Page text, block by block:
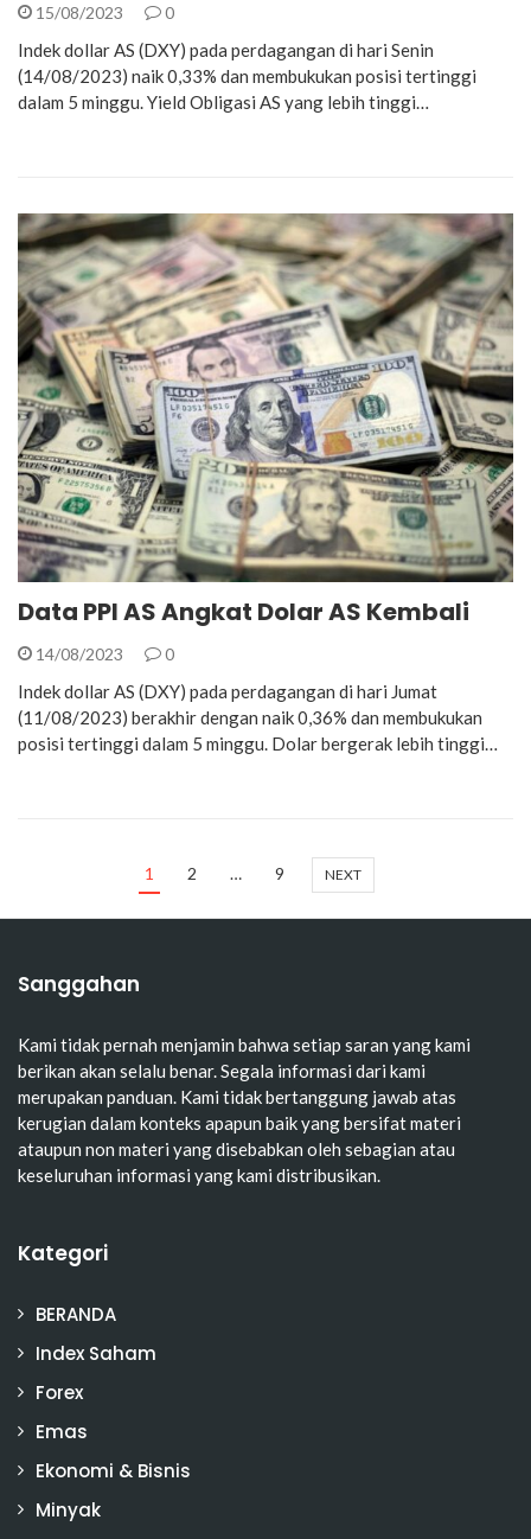
15/08/2023 0
Indek dollar AS (DXY) pada perdagangan di hari Senin
(14/08/2023) naik 0,33% dan membukukan posisi tertinggi
dalam 5 minggu. Yield Obligasi AS yang lebih tinggi…
Data PPI AS Angkat Dolar AS Kembali
14/08/2023 0
Indek dollar AS (DXY) pada perdagangan di hari Jumat
(11/08/2023) berakhir dengan naik 0,36% dan membukukan
posisi tertinggi dalam 5 minggu. Dolar bergerak lebih tinggi…
1 2 … 9 NEXT
Sanggahan
Kami tidak pernah menjamin bahwa setiap saran yang kami
berikan akan selalu benar. Segala informasi dari kami
merupakan panduan. Kami tidak bertanggung jawab atas
kerugian dalam konteks apapun baik yang bersifat materi
ataupun non materi yang disebabkan oleh sebagian atau
keseluruhan informasi yang kami distribusikan.
Kategori
BERANDA
Index Saham
Forex
Emas
Ekonomi & Bisnis
Minyak